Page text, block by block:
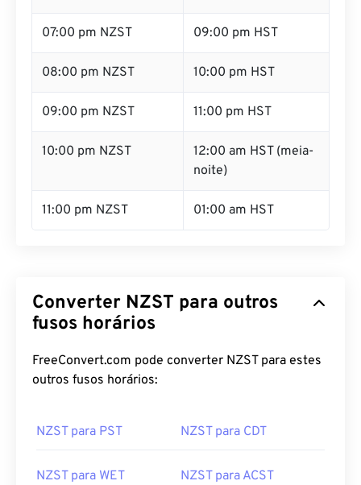
07:00 pm NZST 09:00 pm HST
08:00 pm NZST 10:00 pm HST
09:00 pm NZST 11:00 pm HST
10:00 pm NZST
12:00 am HST (meia-
noite)
11:00 pm NZST 01:00 am HST
Converter NZST para outros
fusos horários
FreeConvert.com pode converter NZST para estes
outros fusos horários:
NZST para PST NZST para CDT
NZST para WET NZST para ACST